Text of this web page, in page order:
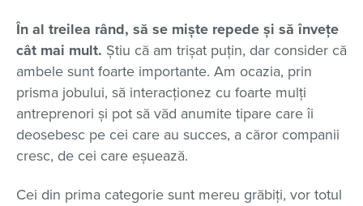
În al treilea rând, să se miște repede și să învețe
cât mai mult. Știu că am trișat puțin, dar consider că
ambele sunt foarte importante. Am ocazia, prin
prisma jobului, să interacționez cu foarte mulți
antreprenori și pot să văd anumite tipare care îi
deosebesc pe cei care au succes, a căror companii
cresc, de cei care eșuează.
Cei din prima categorie sunt mereu grăbiți, vor totul